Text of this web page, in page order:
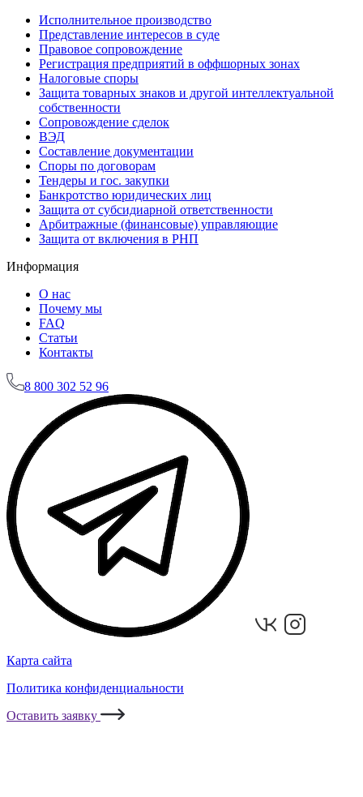
Исполнительное производство
Представление интересов в суде
Правовое сопровождение
Регистрация предприятий в оффшорных зонах
Налоговые споры
Защита товарных знаков и другой интеллектуальной
собственности
Сопровождение сделок
ВЭД
Составление документации
Споры по договорам
Тендеры и гос. закупки
Банкротство юридических лиц
Защита от субсидиарной ответственности
Арбитражные (финансовые) управляющие
Защита от включения в РНП
Информация
О нас
Почему мы
FAQ
Статьи
Контакты
8 800 302 52 96
Карта сайта
Политика конфиденциальности
Оставить заявку